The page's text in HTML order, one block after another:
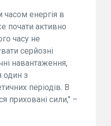
енергія в
почати активно
часу не
серйозні
навантаження,
один з
періодів. В
приховані сили," –